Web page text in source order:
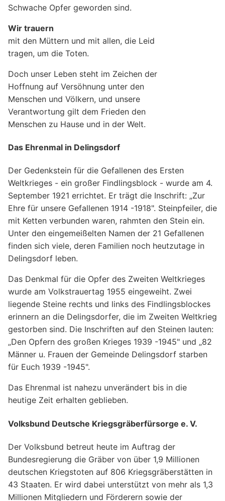
Schwache Opfer geworden sind.
Wir trauern
mit den Müttern und mit allen, die Leid
tragen, um die Toten.
Doch unser Leben steht im Zeichen der
Hoffnung auf Versöhnung unter den
Menschen und Völkern, und unsere
Verantwortung gilt dem Frieden den
Menschen zu Hause und in der Welt.
Das Ehrenmal in Delingsdorf
Der Gedenkstein für die Gefallenen des Ersten
Weltkrieges - ein großer Findlingsblock - wurde am 4.
September 1921 errichtet. Er trägt die Inschrift: „Zur
Ehre für unsere Gefallenen 1914 -1918". Steinpfeiler, die
mit Ketten verbunden waren, rahmten den Stein ein.
Unter den eingemeißelten Namen der 21 Gefallenen
finden sich viele, deren Familien noch heutzutage in
Delingsdorf leben.
Das Denkmal für die Opfer des Zweiten Weltkrieges
wurde am Volkstrauertag 1955 eingeweiht. Zwei
liegende Steine rechts und links des Findlingsblockes
erinnern an die Delingsdorfer, die im Zweiten Weltkrieg
gestorben sind. Die Inschriften auf den Steinen lauten:
„Den Opfern des großen Krieges 1939 -1945" und „82
Männer u. Frauen der Gemeinde Delingsdorf starben
für Euch 1939 -1945".
Das Ehrenmal ist nahezu unverändert bis in die
heutige Zeit erhalten geblieben.
Volksbund Deutsche Kriegsgräberfürsorge e. V.
Der Volksbund betreut heute im Auftrag der
Bundesregierung die Gräber von über 1,9 Millionen
deutschen Kriegstoten auf 806 Kriegsgräberstätten in
43 Staaten. Er wird dabei unterstützt von mehr als 1,3
Millionen Mitgliedern und Förderern sowie der